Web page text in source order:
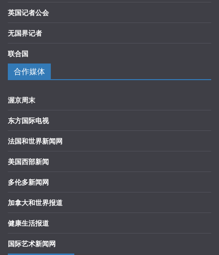
英国记者公会
无国界记者
联合国
合作媒体
渥京周末
东方国际电视
法国和世界新闻网
美国西部新闻
多伦多新闻网
加拿大和世界报道
健康生活报道
国际艺术新闻网